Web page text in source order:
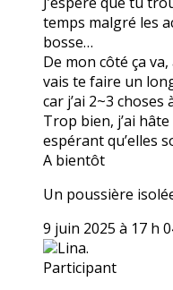
temps malgré les
bosse…
De mon côté ça
vais te faire un
car j’ai 2~3 choses
Trop bien, j’ai
espérant qu’elles
A bientôt
Un poussière
9 juin 2025 à 17 h
Lina.
Participant